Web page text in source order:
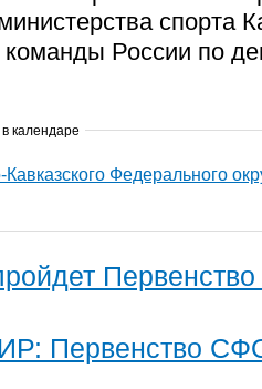
спорта
команды России по
календаре
Федерального
Первенство СФО